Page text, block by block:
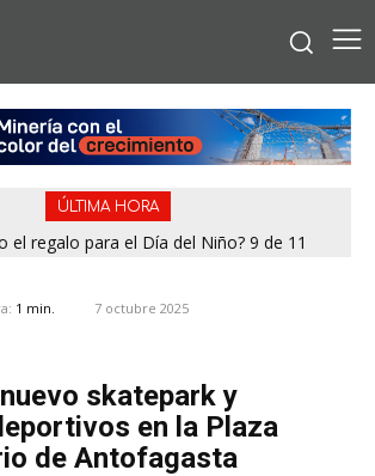
ÚLTIMA HORA
el regalo para el Día del Niño? 9 de 11
1 min. 7 octubre 2025
skatepark y
en la Plaza
de Antofagasta